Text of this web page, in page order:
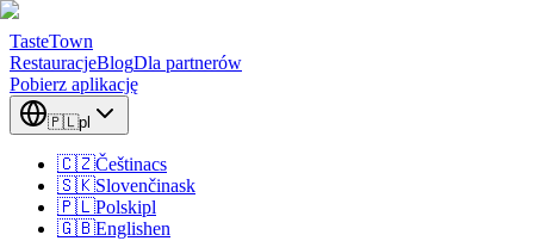
TasteTown
RestauracjeBlogDla partnerów
Pobierz aplikację
🇵🇱pl
🇨🇿Češtinacs
🇸🇰Slovenčinask
🇵🇱Polskipl
🇬🇧Englishen